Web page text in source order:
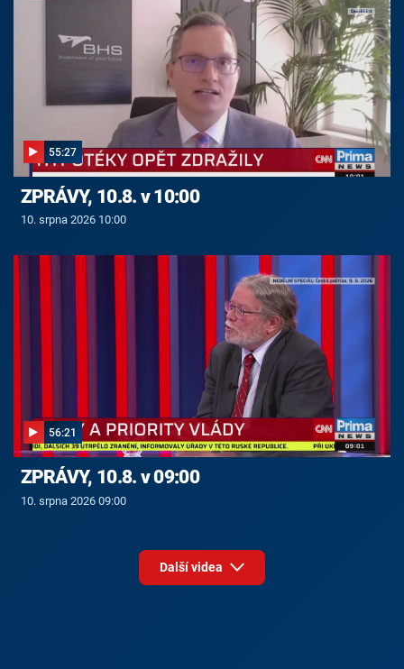
55:27
ZPRÁVY, 10.8. v 10:00
10. srpna 2026 10:00
56:21
ZPRÁVY, 10.8. v 09:00
10. srpna 2026 09:00
Další videa